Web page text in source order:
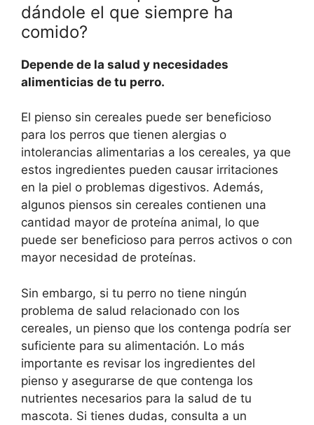
dándole el que siempre ha
comido?
Depende de la salud y necesidades
alimenticias de tu perro.
El pienso sin cereales puede ser beneficioso
para los perros que tienen alergias o
intolerancias alimentarias a los cereales, ya que
estos ingredientes pueden causar irritaciones
en la piel o problemas digestivos. Además,
algunos piensos sin cereales contienen una
cantidad mayor de proteína animal, lo que
puede ser beneficioso para perros activos o con
mayor necesidad de proteínas.
Sin embargo, si tu perro no tiene ningún
problema de salud relacionado con los
cereales, un pienso que los contenga podría ser
suficiente para su alimentación. Lo más
importante es revisar los ingredientes del
pienso y asegurarse de que contenga los
nutrientes necesarios para la salud de tu
mascota. Si tienes dudas, consulta a un